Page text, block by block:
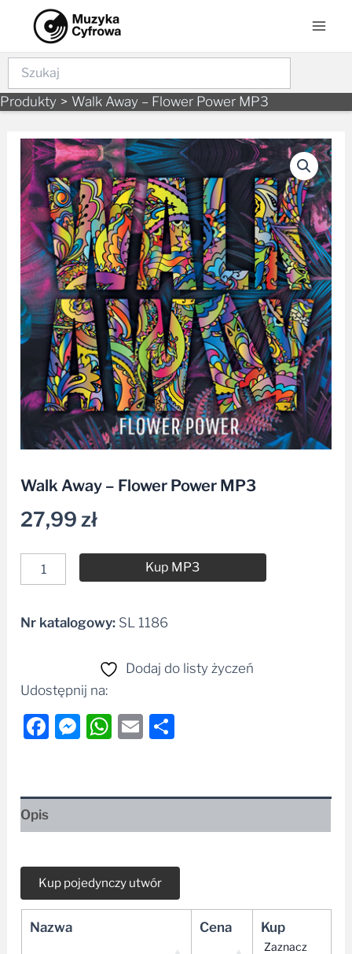
content
Szukaj
Produkty Walk Away – Flower Power MP3
Walk Away – Flower Power MP3
27,99zł
ilość
Walk
Away
–
Flower
Power
MP3
Kup MP3
Alternative:
Nr katalogowy: SL 1186
Dodaj do listy życzeń
Udostępnij na:
Facebook
Messenger
WhatsApp
Email
Opis
Nazwa Cena Kup
Zaznacz